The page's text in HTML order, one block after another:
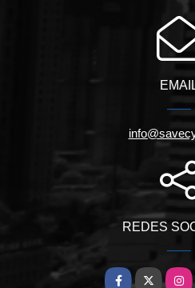
REDES
Facebook
X